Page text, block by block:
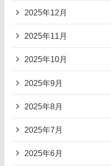
2025年12月
2025年11月
2025年10月
2025年9月
2025年8月
2025年7月
2025年6月